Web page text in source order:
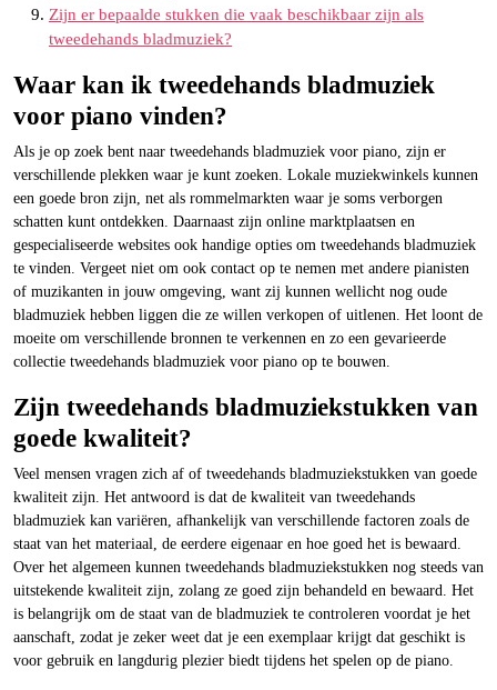
Zijn er bepaalde stukken die vaak beschikbaar zijn als
tweedehands bladmuziek?
Waar kan ik tweedehands bladmuziek
voor piano vinden?
Als je op zoek bent naar tweedehands bladmuziek voor piano, zijn er
verschillende plekken waar je kunt zoeken. Lokale muziekwinkels kunnen
een goede bron zijn, net als rommelmarkten waar je soms verborgen
schatten kunt ontdekken. Daarnaast zijn online marktplaatsen en
gespecialiseerde websites ook handige opties om tweedehands bladmuziek
te vinden. Vergeet niet om ook contact op te nemen met andere pianisten
of muzikanten in jouw omgeving, want zij kunnen wellicht nog oude
bladmuziek hebben liggen die ze willen verkopen of uitlenen. Het loont de
moeite om verschillende bronnen te verkennen en zo een gevarieerde
collectie tweedehands bladmuziek voor piano op te bouwen.
Zijn tweedehands bladmuziekstukken van
goede kwaliteit?
Veel mensen vragen zich af of tweedehands bladmuziekstukken van goede
kwaliteit zijn. Het antwoord is dat de kwaliteit van tweedehands
bladmuziek kan variëren, afhankelijk van verschillende factoren zoals de
staat van het materiaal, de eerdere eigenaar en hoe goed het is bewaard.
Over het algemeen kunnen tweedehands bladmuziekstukken nog steeds van
uitstekende kwaliteit zijn, zolang ze goed zijn behandeld en bewaard. Het
is belangrijk om de staat van de bladmuziek te controleren voordat je het
aanschaft, zodat je zeker weet dat je een exemplaar krijgt dat geschikt is
voor gebruik en langdurig plezier biedt tijdens het spelen op de piano.